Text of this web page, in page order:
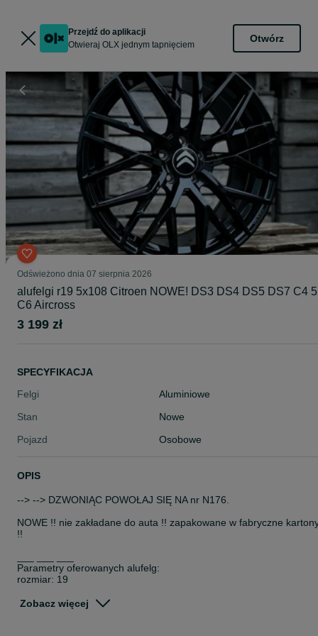
Przejdź do aplikacji
Otwieraj OLX jednym tapnięciem
Otwórz
Odświeżono dnia 07 sierpnia 2026
alufelgi r19 5x108 Citroen NOWE! DS3 DS4 DS5 DS7 C4 5
C6 Aircross
3 199 zł
SPECYFIKACJA
Felgi
Aluminiowe
Stan
Nowe
Pojazd
Osobowe
OPIS
--> --> DZWONIĄC POWOŁAJ SIĘ NA nr N176.
NOWE !! nie zakładane do auta !! zapakowane w fabryczne
!!
Parametry oferowanych alufelg:
rozmiar: 19
szerokość felg: 8,5J
Zobacz więcej